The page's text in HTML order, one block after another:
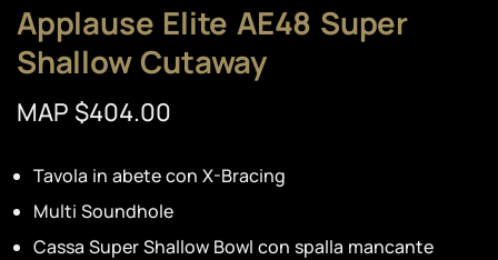
Applause Elite AE48 Super
Shallow Cutaway
MAP $404.00
Tavola in abete con X-Bracing
Multi Soundhole
Cassa Super Shallow Bowl con spalla mancante